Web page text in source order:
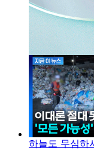
하늘도 무심하